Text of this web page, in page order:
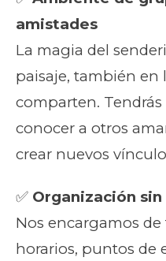
amistades
La magia del
paisaje, también en
comparten.
conocer a otros
crear nuevos
✅ Organización
Nos encargamos
horarios, puntos de